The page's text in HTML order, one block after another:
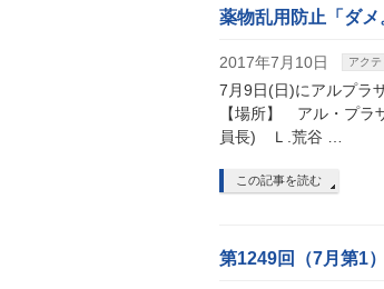
薬物乱用防止「ダ
2017年7月10日 アク
7月9日(日)にアルプラ
【場所】 アル・プラ
員長) Ｌ.荒谷 …
この記事を読む
第1249回（7月第1